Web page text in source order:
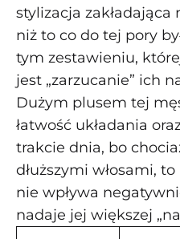
stylizacja zakładająca
niż to co do tej pory
tym zestawieniu,
jest „zarzucanie” ich
Dużym plusem tej
łatwość układania
trakcie dnia, bo
dłuższymi włosami,
nie wpływa
nadaje jej większej